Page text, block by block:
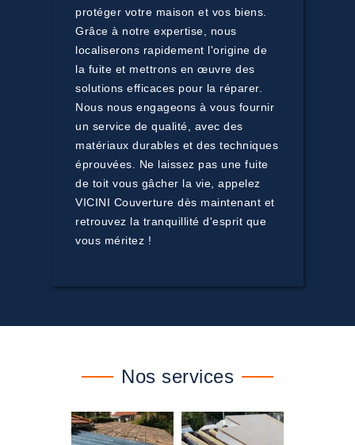
protéger votre maison et vos biens.
Grâce à notre expertise, nous
localiserons rapidement l'origine de
la fuite et mettrons en œuvre des
solutions efficaces pour la réparer.
Nous nous engageons à vous fournir
un service de qualité, avec des
matériaux durables et des techniques
éprouvées. Ne laissez pas une fuite
de toit vous gâcher la vie, appelez
VICINI Couverture dès maintenant et
retrouvez la tranquillité d'esprit que
vous méritez !
Nos services